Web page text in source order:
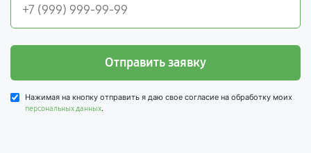
Отправить заявку
Нажимая на кнопку отправить я даю свое согласие на обработку моих
персональных данных.